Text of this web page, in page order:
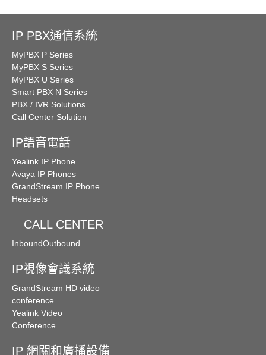
IP PBX通信系統
MyPBX P Series
MyPBX S Series
MyPBX U Series
Smart PBX N Series
PBX / IVR Solutions
Call Center Solution
IP語音電話
Yealink IP Phone
Avaya IP Phones
GrandStream IP Phone
Headsets
CALL CENTER
InboundOutbound
IP視像會議系統
GrandStream HD video
conference
Yealink Video
Conference
IP 網關和廣播設備